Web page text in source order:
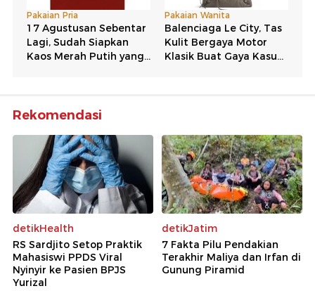
Rekomendasi
detikHealth
RS Sardjito Setop Praktik
Mahasiswi PPDS Viral
Nyinyir ke Pasien BPJS
Yurizal
detikJatim
7 Fakta Pilu Pendakian
Terakhir Maliya dan Irfan di
Gunung Piramid